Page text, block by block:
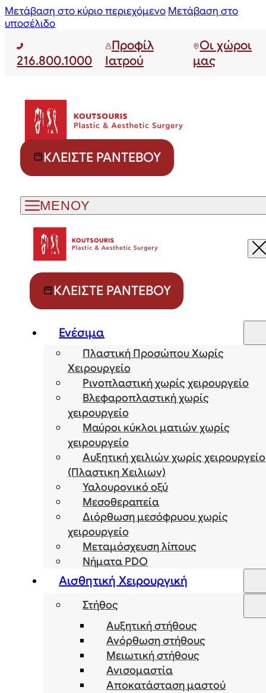
Μετάβαση στο κύριο περιεχόμενο Μετάβαση στο
υποσέλιδο
216.800.1000
Προφίλ
Ιατρού
Οι χώροι
μας
ΚΛΕΊΣΤΕ ΡΑΝΤΕΒΟΎ
ΚΛΕΊΣΤΕ ΡΑΝΤΕΒΟΎ
Ενέσιμα
Πλαστική Προσώπου Χωρίς
Χειρουργείο
Ρινοπλαστική χωρίς χειρουργείο
Βλεφαροπλαστική χωρίς
χειρουργείο
Μαύροι κύκλοι ματιών χωρίς
χειρουργείο
Αυξητική χειλιών χωρίς χειρουργείο
(Πλαστικη Χειλιων)
Υαλουρονικό οξύ
Μεσοθεραπεία
Διόρθωση μεσόφρυου χωρίς
χειρουργείο
Μεταμόσχευση λίπους
Νήματα PDO
Αισθητική Χειρουργική
Στήθος
Αυξητική στήθους
Ανόρθωση στήθους
Μειωτική στήθους
Ανισομαστία
Αποκατάσταση μαστού